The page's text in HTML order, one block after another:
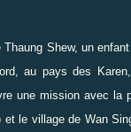
Shew, un
au pays des
une mission avec la
le village de Wan